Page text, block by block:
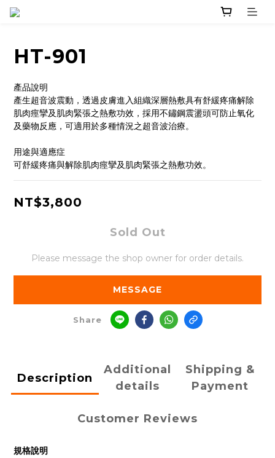
HT-901
產品說明
產生超音波震動，透過皮膚進入組織深層熱敷具有舒緩疼痛解除
肌肉痙攣及肌肉緊張之熱敷功效，採用不鏽鋼震盪頭可防止氧化
及藥物反應，可適用於多種情況之超音波治療。
用途與適應症
可舒緩疼痛與解除肌肉痙攣及肌肉緊張之熱敷功效。
NT$3,800
Sold Out
Please message the shop owner for order details.
MESSAGE
Share
Description
Additional
details
Shipping &
Payment
Customer Reviews
規格說明